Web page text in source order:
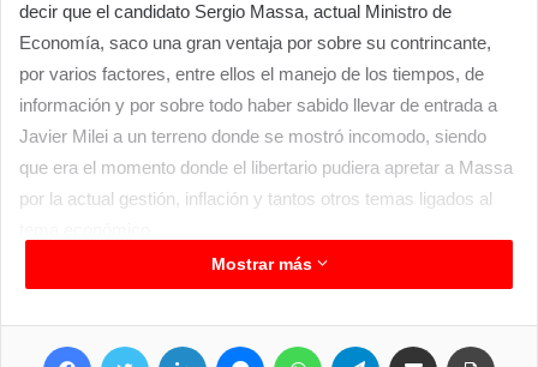
decir que el candidato Sergio Massa, actual Ministro de
Economía, saco una gran ventaja por sobre su contrincante,
por varios factores, entre ellos el manejo de los tiempos, de
información y por sobre todo haber sabido llevar de entrada a
Javier Milei a un terreno donde se mostró incomodo, siendo
que era el momento donde el libertario pudiera apretar a Massa
por la actual gestión, inflación y tantos otros temas ligados al
Estamos en horas de definición en todo el país, cada uno de los
equipos políticos están intentando seducir a aquellos que
todavía no han decidido su voto o al menos es lo que dicen
abiertamente, modelos totalmente distintos, esperemos que
Mostrar más
Facebook Twitter LinkedIn MessengerWhatsApp Telegram Compartir por correo electrónico